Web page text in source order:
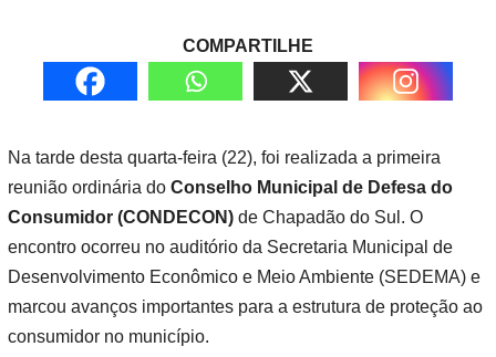
COMPARTILHE
Na tarde desta quarta-feira (22), foi realizada a primeira
reunião ordinária do Conselho Municipal de Defesa do
Consumidor (CONDECON) de Chapadão do Sul. O
encontro ocorreu no auditório da Secretaria Municipal de
Desenvolvimento Econômico e Meio Ambiente (SEDEMA) e
marcou avanços importantes para a estrutura de proteção ao
consumidor no município.